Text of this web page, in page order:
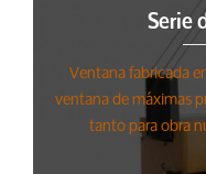
Serie
Ventana fabricada
ventana de máximas
tanto para obra